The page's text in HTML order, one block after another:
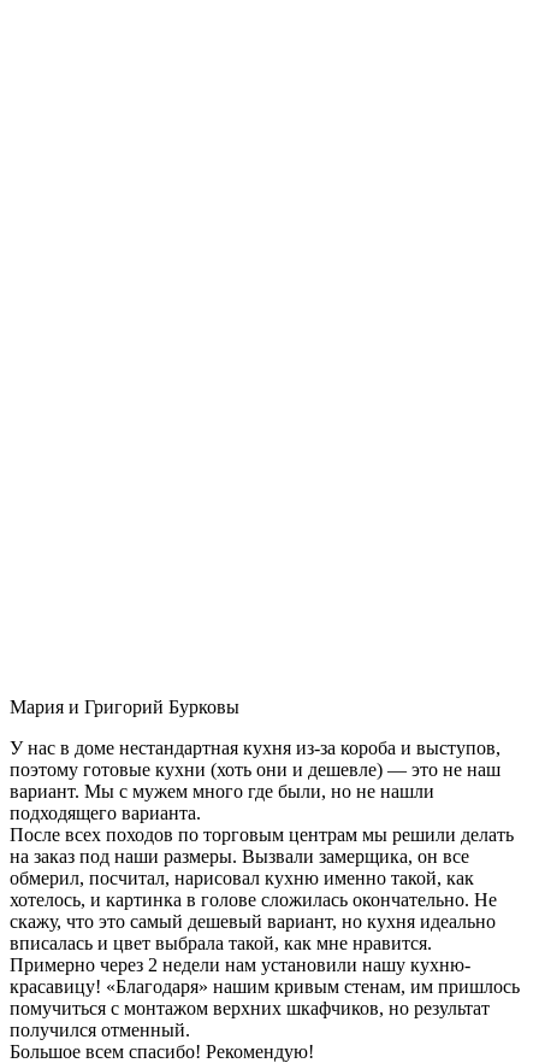
Мария и Григорий Бурковы
У нас в доме нестандартная кухня из-за короба и выступов,
поэтому готовые кухни (хоть они и дешевле) — это не наш
вариант. Мы с мужем много где были, но не нашли
подходящего варианта.
После всех походов по торговым центрам мы решили делать
на заказ под наши размеры. Вызвали замерщика, он все
обмерил, посчитал, нарисовал кухню именно такой, как
хотелось, и картинка в голове сложилась окончательно. Не
скажу, что это самый дешевый вариант, но кухня идеально
вписалась и цвет выбрала такой, как мне нравится.
Примерно через 2 недели нам установили нашу кухню-
красавицу! «Благодаря» нашим кривым стенам, им пришлось
помучиться с монтажом верхних шкафчиков, но результат
получился отменный.
Большое всем спасибо! Рекомендую!